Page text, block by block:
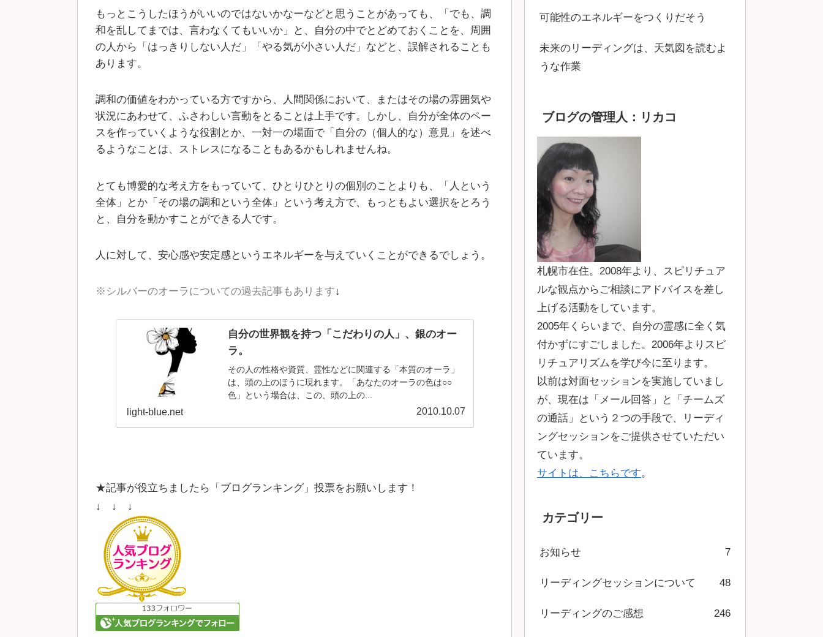
もっとこうしたほうがいいのではないかなーなどと思うことがあっても、「でも、調
和を乱してまでは、言わなくてもいいか」と、自分の中でとどめておくことを、周囲
の人から「はっきりしない人だ」「やる気が小さい人だ」などと、誤解されることも
あります。
調和の価値をわかっている方ですから、人間関係において、またはその場の雰囲気や
状況にあわせて、ふさわしい言動をとることは上手です。しかし、自分が全体のペー
スを作っていくような役割とか、一対一の場面で「自分の（個人的な）意見」を述べ
るようなことは、ストレスになることもあるかもしれませんね。
とても博愛的な考え方をもっていて、ひとりひとりの個別のことよりも、「人という
全体」とか「その場の調和という全体」という考え方で、もっともよい選択をとろう
と、自分を動かすことができる人です。
人に対して、安心感や安定感というエネルギーを与えていくことができるでしょう。
※シルバーのオーラについての過去記事もあります↓
自分の世界観を持つ「こだわりの人」、銀のオー
ラ。
その人の性格や資質、霊性などに関連する「本質のオーラ」
は、頭の上のほうに現れます。「あなたのオーラの色は○○
色」という場合は、この、頭の上の...
light-blue.net 2010.10.07
★記事が役立ちましたら「ブログランキング」投票をお願いします！
↓ ↓ ↓
可能性のエネルギーをつくりだそう
未来のリーディングは、天気図を読むよ
うな作業
ブログの管理人：リカコ
札幌市在住。2008年より、スピリチュア
ルな観点からご相談にアドバイスを差し
上げる活動をしています。
2005年くらいまで、自分の霊感に全く気
付かずにすごしました。2006年よりスピ
リチュアリズムを学び今に至ります。
以前は対面セッションを実施していまし
が、現在は「メール回答」と「チームズ
の通話」という２つの手段で、リーディ
ングセッションをご提供させていただい
ています。
サイトは、こちらです。
カテゴリー
お知らせ 7
リーディングセッションについて 48
リーディングのご感想 246